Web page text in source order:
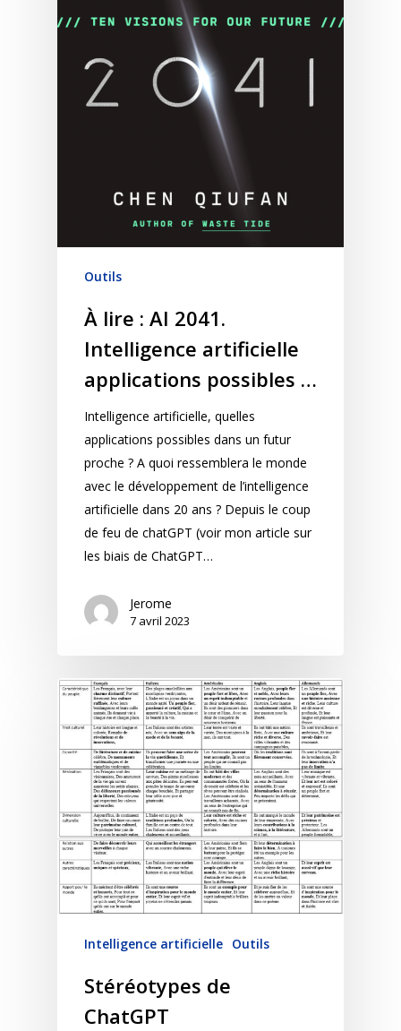
Outils
À lire : AI 2041.
Intelligence artificielle
applications possibles …
Intelligence artificielle, quelles
applications possibles dans un futur
proche ? A quoi ressemblera le monde
avec le développement de l’intelligence
artificielle dans 20 ans ? Depuis le coup
de feu de chatGPT (voir mon article sur
les biais de ChatGPT…
Jerome
7 avril 2023
Intelligence artificielle Outils
Stéréotypes de
ChatGPT